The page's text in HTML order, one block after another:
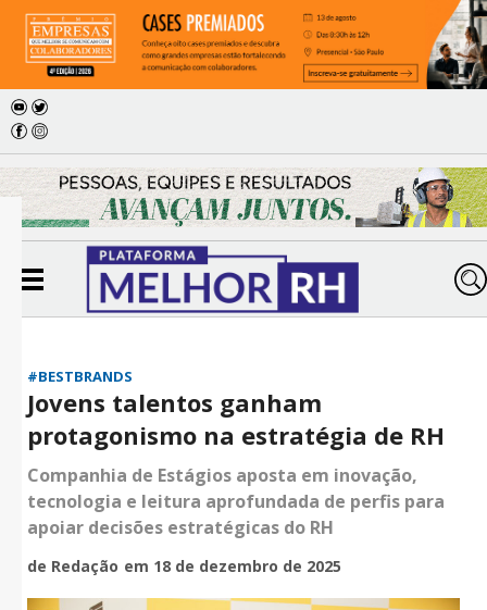
#BESTBRANDS
Jovens talentos ganham
protagonismo na estratégia de RH
Companhia de Estágios aposta em inovação,
tecnologia e leitura aprofundada de perfis para
apoiar decisões estratégicas do RH
de Redação em 18 de dezembro de 2025